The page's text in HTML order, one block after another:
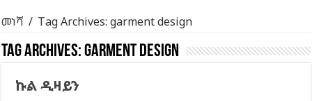
መነሻ / Tag Archives: garment design
Tag Archives:garment design
ኩል ዲዛይን